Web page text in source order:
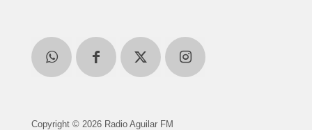
Copyright © 2026 Radio Aguilar FM